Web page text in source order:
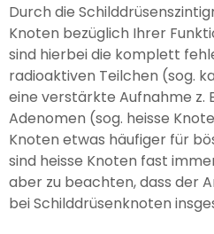
Durch die
Knoten bezüglich Ihrer
sind hierbei die komplett
radioaktiven Teilchen (sog.
eine verstärkte Aufnahme z.
Adenomen (sog. heisse
Knoten etwas häufiger für
sind heisse Knoten fast
aber zu beachten, dass der
bei Schilddrüsenknoten